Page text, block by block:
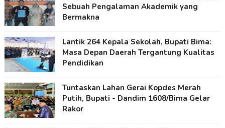
Sebuah Pengalaman Akademik yang
Bermakna
Lantik 264 Kepala Sekolah, Bupati Bima:
Masa Depan Daerah Tergantung Kualitas
Pendidikan
Tuntaskan Lahan Gerai Kopdes Merah
Putih, Bupati - Dandim 1608/Bima Gelar
Rakor